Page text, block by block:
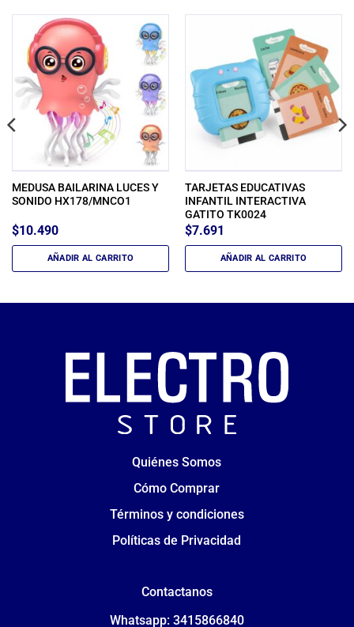
MEDUSA BAILARINA LUCES Y
SONIDO HX178/MNCO1
$10.490
AÑADIR AL CARRITO
TARJETAS EDUCATIVAS
INFANTIL INTERACTIVA
GATITO TK0024
$7.691
AÑADIR AL CARRITO
Quiénes Somos
Cómo Comprar
Términos y condiciones
Políticas de Privacidad
Contactanos
Whatsapp: 3415866840